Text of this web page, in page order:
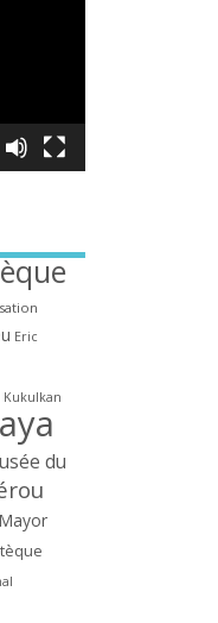
Eric
Kukulkan
du